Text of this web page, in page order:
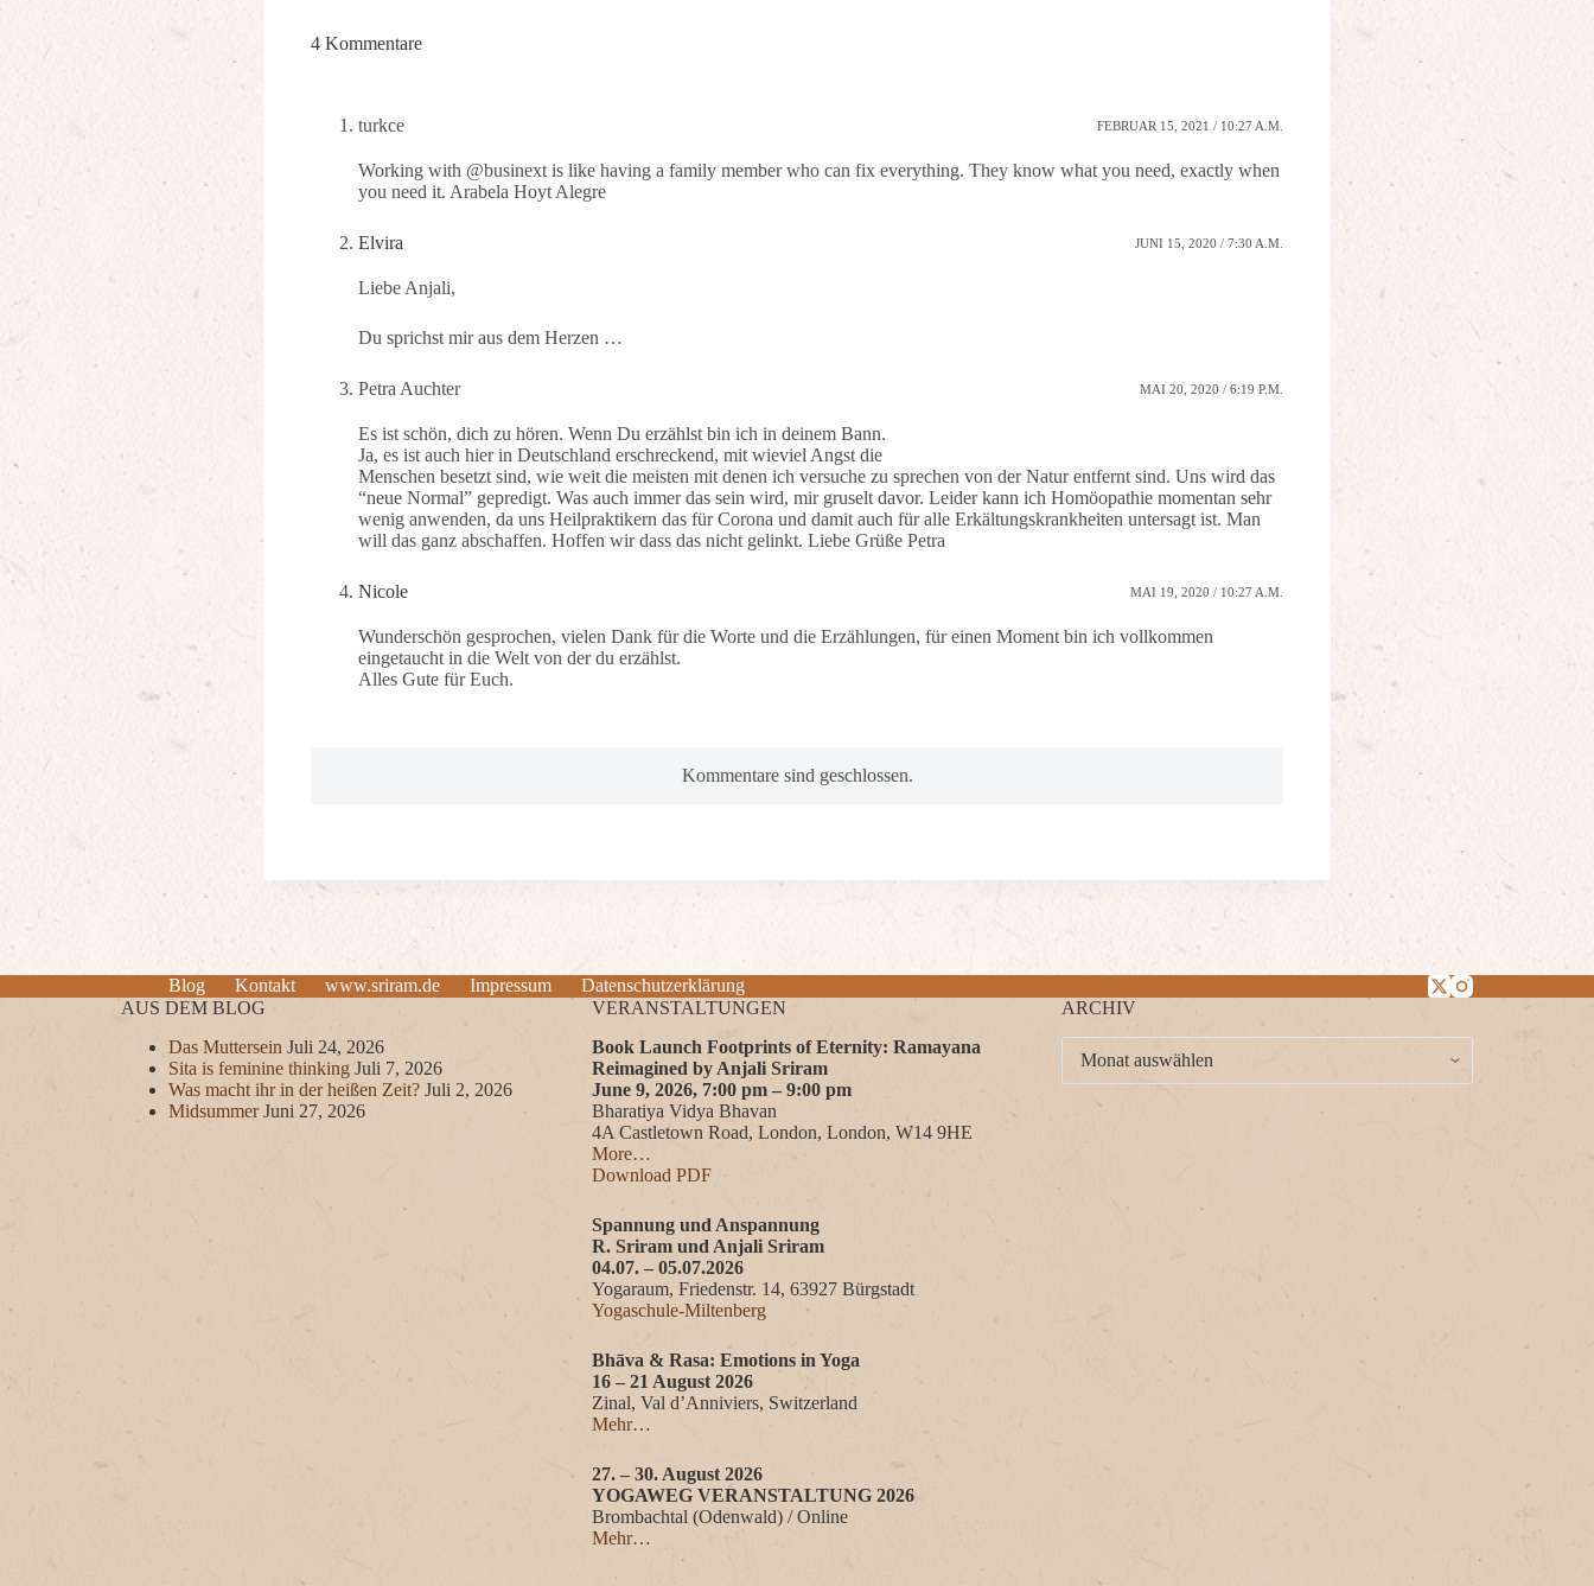
4 Kommentare
turkce FEBRUAR 15, 2021 / 10:27 A.M.
Working with @businext is like having a family member who can fix everything. They know what you need, exactly when
you need it. Arabela Hoyt Alegre
Elvira JUNI 15, 2020 / 7:30 A.M.
Liebe Anjali,
Du sprichst mir aus dem Herzen …
Petra Auchter MAI 20, 2020 / 6:19 P.M.
Es ist schön, dich zu hören. Wenn Du erzählst bin ich in deinem Bann.
Ja, es ist auch hier in Deutschland erschreckend, mit wieviel Angst die
Menschen besetzt sind, wie weit die meisten mit denen ich versuche zu sprechen von der Natur entfernt sind. Uns wird das
“neue Normal” gepredigt. Was auch immer das sein wird, mir gruselt davor. Leider kann ich Homöopathie momentan sehr
wenig anwenden, da uns Heilpraktikern das für Corona und damit auch für alle Erkältungskrankheiten untersagt ist. Man
will das ganz abschaffen. Hoffen wir dass das nicht gelinkt. Liebe Grüße Petra
Nicole MAI 19, 2020 / 10:27 A.M.
Wunderschön gesprochen, vielen Dank für die Worte und die Erzählungen, für einen Moment bin ich vollkommen
eingetaucht in die Welt von der du erzählst.
Alles Gute für Euch.
Kommentare sind geschlossen.
Blog Kontakt www.sriram.de Impressum
Datenschutzerklärung
AUS DEM BLOG
Das Muttersein Juli 24, 2026
Sita is feminine thinking Juli 7, 2026
Was macht ihr in der heißen Zeit? Juli 2, 2026
Midsummer Juni 27, 2026
VERANSTALTUNGEN
Book Launch Footprints of Eternity: Ramayana
Reimagined by Anjali Sriram
June 9, 2026, 7:00 pm – 9:00 pm
Bharatiya Vidya Bhavan
4A Castletown Road, London, London, W14 9HE
More…
Download PDF
Spannung und Anspannung
R. Sriram und Anjali Sriram
04.07. – 05.07.2026
Yogaraum, Friedenstr. 14, 63927 Bürgstadt
Yogaschule-Miltenberg
Bhāva & Rasa: Emotions in Yoga
16 – 21 August 2026
Zinal, Val d’Anniviers, Switzerland
Mehr…
27. – 30. August 2026
YOGAWEG VERANSTALTUNG 2026
Brombachtal (Odenwald) / Online
Mehr…
ARCHIV